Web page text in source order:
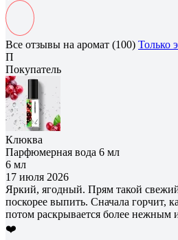
Все отзывы на аромат (100) Только
П
Покупатель
Клюква
Парфюмерная вода 6 мл
6 мл
17 июля 2026
Яркий, ягодный. Прям такой
поскорее выпить. Сначала горчит,
потом раскрывается более нежным
❤️